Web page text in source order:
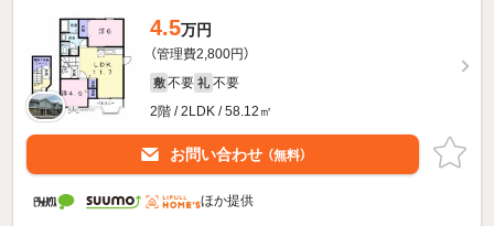
4.5万円
（管理費2,800円）
敷 不要 礼 不要
2階 / 2LDK / 58.12㎡
お問い合わせ （無料）
ほか提供